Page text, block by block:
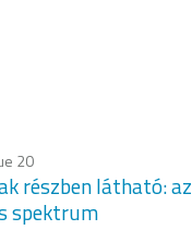
20
részben látható: az
spektrum